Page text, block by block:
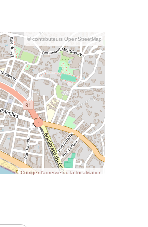
© contributeurs OpenStreetMap
Corriger l’adresse ou la localisation